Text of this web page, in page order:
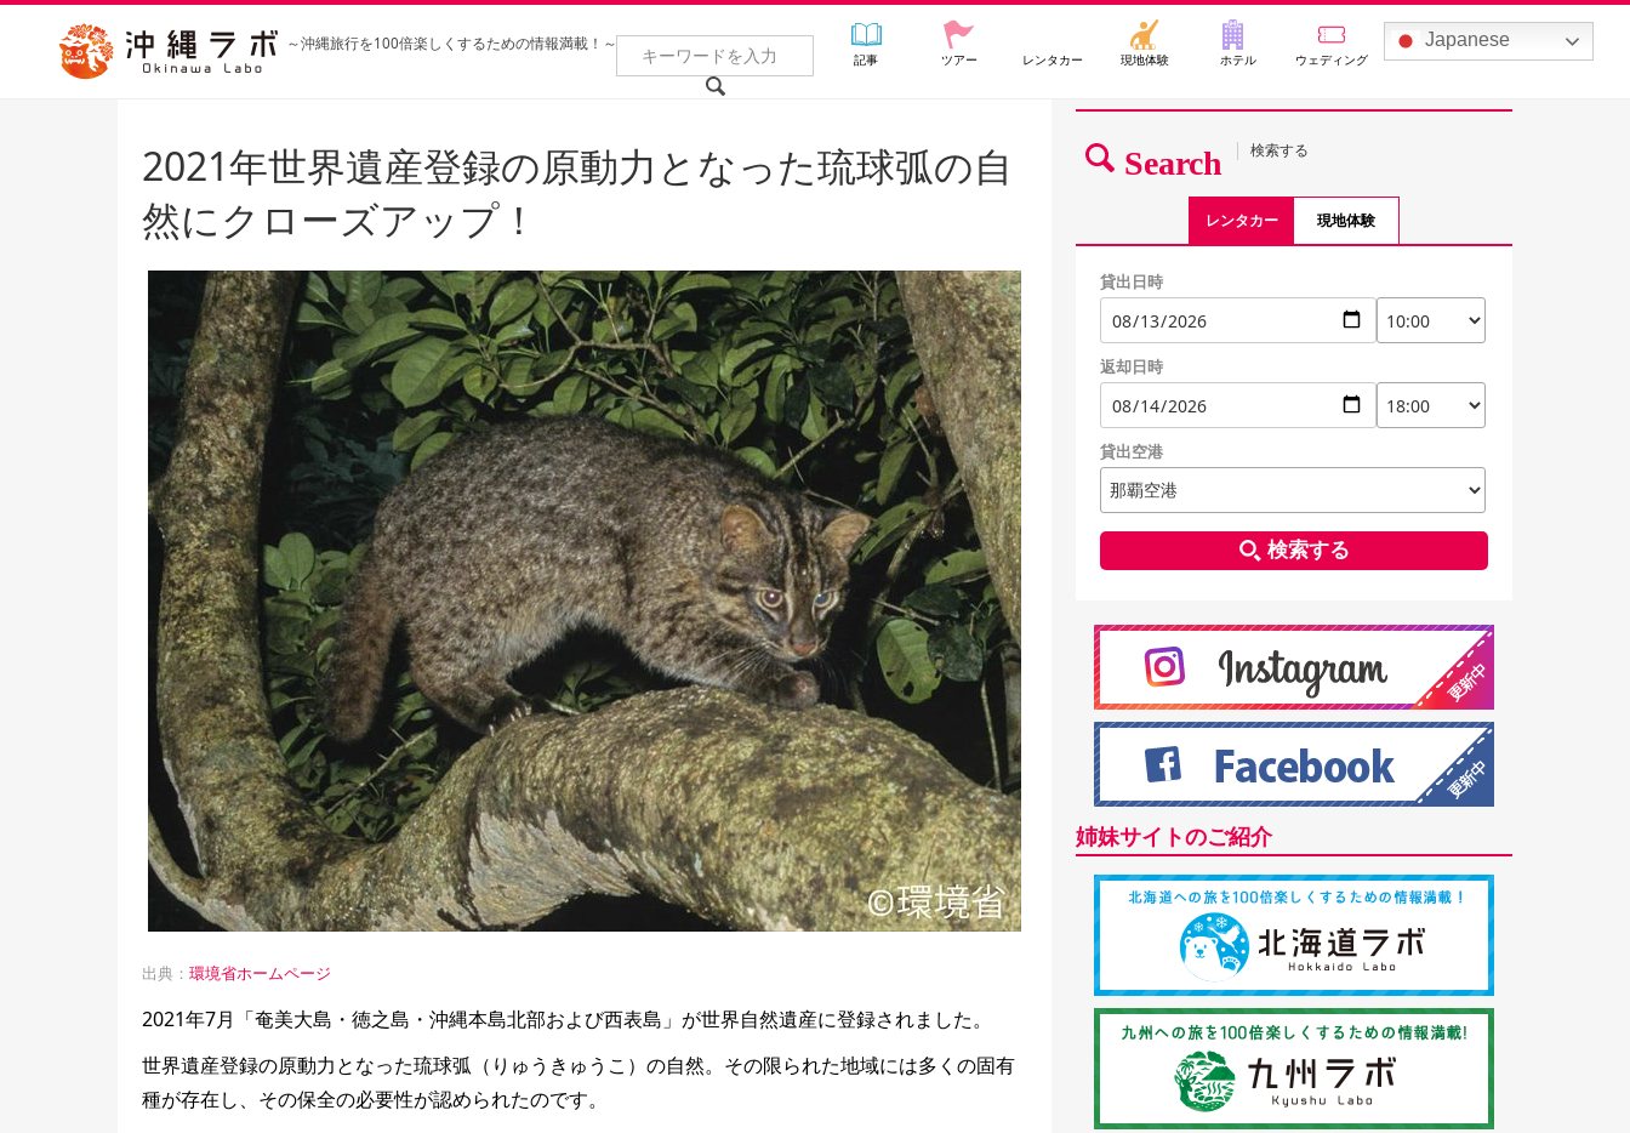
～沖縄旅行を100倍楽しくするための情報満載！～ Japanese
記事 ツアー レンタカー 現地体験 ホテル ウェディング
2021年世界遺産登録の原動力となった琉球弧の自
然にクローズアップ！
出典： 環境省ホームページ
2021年7月「奄美大島・徳之島・沖縄本島北部および西表島」が世界自然遺産に登録されました。
世界遺産登録の原動力となった琉球弧（りゅうきゅうこ）の自然。その限られた地域には多くの固有
種が存在し、その保全の必要性が認められたのです。
Search 検索する
レンタカー 現地体験
貸出日時
返却日時
貸出空港
検索する
姉妹サイトのご紹介